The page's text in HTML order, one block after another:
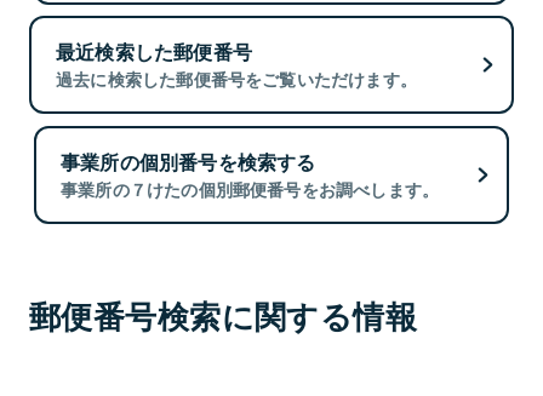
最近検索した郵便番号
過去に検索した郵便番号をご覧いただけます。
事業所の個別番号を検索する
事業所の７けたの個別郵便番号をお調べします。
郵便番号検索に関する情報